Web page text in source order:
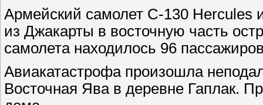
Армейский самолет С-130 Hercules
из Джакарты в восточную часть
самолета находилось 96
Авиакатастрофа произошла
Восточная Ява в деревне Гаплак.